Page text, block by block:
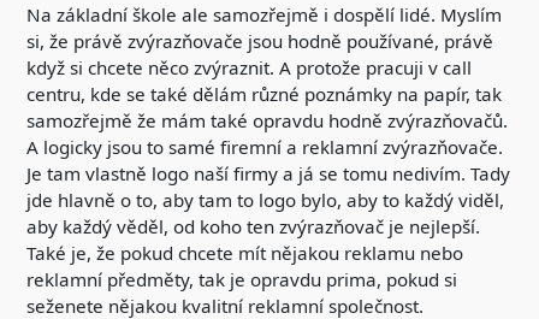
Na základní škole ale samozřejmě i dospělí lidé. Myslím
si, že právě zvýrazňovače jsou hodně používané, právě
když si chcete něco zvýraznit. A protože pracuji v call
centru, kde se také dělám různé poznámky na papír, tak
samozřejmě že mám také opravdu hodně zvýrazňovačů.
A logicky jsou to samé firemní a reklamní zvýrazňovače.
Je tam vlastně logo naší firmy a já se tomu nedivím. Tady
jde hlavně o to, aby tam to logo bylo, aby to každý viděl,
aby každý věděl, od koho ten zvýrazňovač je nejlepší.
Také je, že pokud chcete mít nějakou reklamu nebo
reklamní předměty, tak je opravdu prima, pokud si
seženete nějakou kvalitní reklamní společnost.